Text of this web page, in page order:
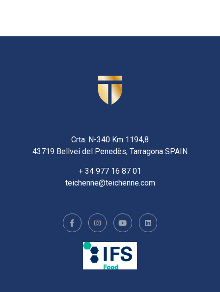
Crta. N-340 Km 1194,8
43719 Bellvei del Penedès, Tarragona SPAIN
+ 34 977 16 87 01
teichenne@teichenne.com